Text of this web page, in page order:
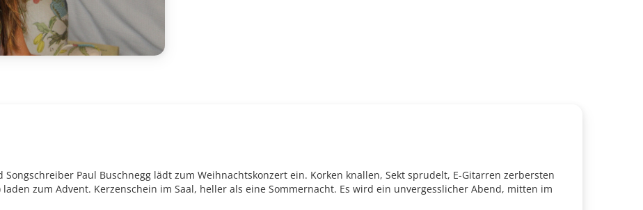
Paul Buschnegg lädt zum Weihnachtskonzert ein. Korken knallen, Sekt sprudelt, E-Gitarren zerbersten
zum Advent. Kerzenschein im Saal, heller als eine Sommernacht. Es wird ein unvergesslicher Abend, mitten im